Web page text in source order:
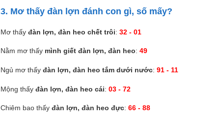
3. Mơ thấy đàn lợn đánh con gì, số mấy?
Mơ thấy đàn lợn, đàn heo chết trôi: 32 - 01
Nằm mơ thấy mình giết đàn lợn, đàn heo: 49
Ngủ mơ thấy đàn lợn, đàn heo tắm dưới nước: 91 - 11
Mộng thấy đàn lợn, đàn heo cái: 03 - 72
Chiêm bao thấy đàn lợn, đàn heo đực: 66 - 88